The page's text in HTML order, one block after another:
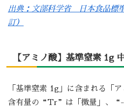
出典：文部科学省 日本食品標
訂）
【アミノ酸】基準窒素 1g
「基準窒素 1g」に含まれる「
含有量の“Tr”は「微量」、“-